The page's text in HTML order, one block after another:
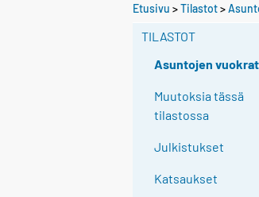
Etusivu >Tilastot>
TILASTOT
Asuntojen vuokrat
Muutoksia tässä
tilastossa
Julkistukset
Katsaukset